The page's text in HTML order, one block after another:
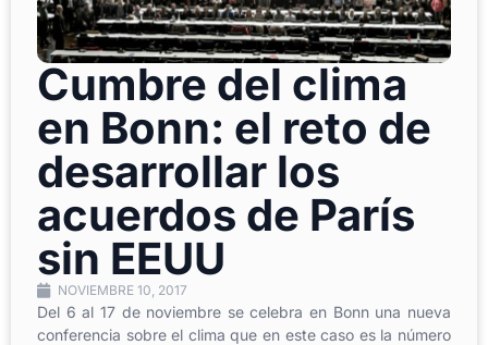
Cumbre del clima
en Bonn: el reto de
desarrollar los
acuerdos de París
sin EEUU
NOVIEMBRE 10, 2017
Del 6 al 17 de noviembre se celebra en Bonn una nueva
conferencia sobre el clima que en este caso es la número